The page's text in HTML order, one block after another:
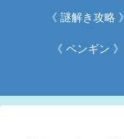
《 謎解き攻略 》
《 ペンギン 》